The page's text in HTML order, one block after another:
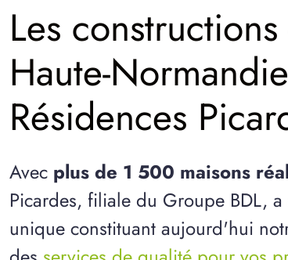
Les
Haute-
Résidences
Avec plus de 1 500 maisons
Picardes, filiale du Groupe BDL,
unique constituant aujourd'hui